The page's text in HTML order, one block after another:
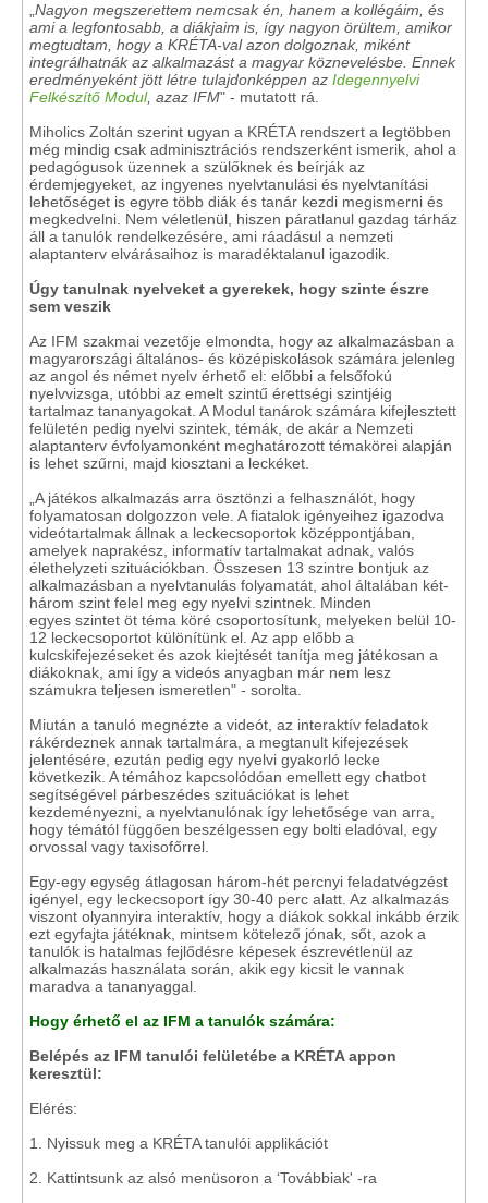
Nagyon megszerettem nemcsak én, hanem a kollégáim, és
ami a legfontosabb, a diákjaim is, így nagyon örültem, amikor
megtudtam, hogy a KRÉTA-val azon dolgoznak, miként
integrálhatnák az alkalmazást a magyar köznevelésbe. Ennek
eredményeként jött létre tulajdonképpen az Idegennyelvi
Felkészítő Modul, azaz IFM" - mutatott rá.
Miholics Zoltán szerint ugyan a KRÉTA rendszert a legtöbben
még mindig csak adminisztrációs rendszerként ismerik, ahol a
pedagógusok üzennek a szülőknek és beírják az
érdemjegyeket, az ingyenes nyelvtanulási és nyelvtanítási
lehetőséget is egyre több diák és tanár kezdi megismerni és
megkedvelni. Nem véletlenül, hiszen páratlanul gazdag tárház
áll a tanulók rendelkezésére, ami ráadásul a nemzeti
alaptanterv elvárásaihoz is maradéktalanul igazodik.
Úgy tanulnak nyelveket a gyerekek, hogy szinte észre
sem veszik
Az IFM szakmai vezetője elmondta, hogy az alkalmazásban a
magyarországi általános- és középiskolások számára jelenleg
az angol és német nyelv érhető el: előbbi a felsőfokú
nyelvvizsga, utóbbi az emelt szintű érettségi szintjéig
tartalmaz tananyagokat. A Modul tanárok számára kifejlesztett
felületén pedig nyelvi szintek, témák, de akár a Nemzeti
alaptanterv évfolyamonként meghatározott témakörei alapján
is lehet szűrni, majd kiosztani a leckéket.
„A játékos alkalmazás arra ösztönzi a felhasználót, hogy
folyamatosan dolgozzon vele. A fiatalok igényeihez igazodva
videótartalmak állnak a leckecsoportok középpontjában,
amelyek naprakész, informatív tartalmakat adnak, valós
élethelyzeti szituációkban. Összesen 13 szintre bontjuk az
alkalmazásban a nyelvtanulás folyamatát, ahol általában két-
három szint felel meg egy nyelvi szintnek. Minden
egyes szintet öt téma köré csoportosítunk, melyeken belül 10-
12 leckecsoportot különítünk el. Az app előbb a
kulcskifejezéseket és azok kiejtését tanítja meg játékosan a
diákoknak, ami így a videós anyagban már nem lesz
számukra teljesen ismeretlen" - sorolta.
Miután a tanuló megnézte a videót, az interaktív feladatok
rákérdeznek annak tartalmára, a megtanult kifejezések
jelentésére, ezután pedig egy nyelvi gyakorló lecke
következik. A témához kapcsolódóan emellett egy chatbot
segítségével párbeszédes szituációkat is lehet
kezdeményezni, a nyelvtanulónak így lehetősége van arra,
hogy témától függően beszélgessen egy bolti eladóval, egy
orvossal vagy taxisofőrrel.
Egy-egy egység átlagosan három-hét percnyi feladatvégzést
igényel, egy leckecsoport így 30-40 perc alatt. Az alkalmazás
viszont olyannyira interaktív, hogy a diákok sokkal inkább érzik
ezt egyfajta játéknak, mintsem kötelező jónak, sőt, azok a
tanulók is hatalmas fejlődésre képesek észrevétlenül az
alkalmazás használata során, akik egy kicsit le vannak
maradva a tananyaggal.
Hogy érhető el az IFM a tanulók számára:
Belépés az IFM tanulói felületébe a KRÉTA appon
keresztül:
Elérés:
1. Nyissuk meg a KRÉTA tanulói applikációt
2. Kattintsunk az alsó menüsoron a ‘Továbbiak' -ra